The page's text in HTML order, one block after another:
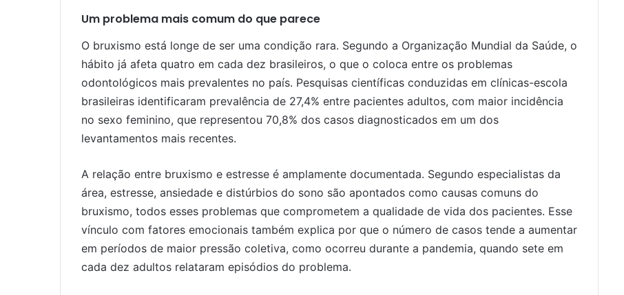
Um problema mais comum do que parece
O bruxismo está longe de ser uma condição rara. Segundo a Organização Mundial da Saúde, o
hábito já afeta quatro em cada dez brasileiros, o que o coloca entre os problemas
odontológicos mais prevalentes no país. Pesquisas científicas conduzidas em clínicas-escola
brasileiras identificaram prevalência de 27,4% entre pacientes adultos, com maior incidência
no sexo feminino, que representou 70,8% dos casos diagnosticados em um dos
levantamentos mais recentes.
A relação entre bruxismo e estresse é amplamente documentada. Segundo especialistas da
área, estresse, ansiedade e distúrbios do sono são apontados como causas comuns do
bruxismo, todos esses problemas que comprometem a qualidade de vida dos pacientes. Esse
vínculo com fatores emocionais também explica por que o número de casos tende a aumentar
em períodos de maior pressão coletiva, como ocorreu durante a pandemia, quando sete em
cada dez adultos relataram episódios do problema.